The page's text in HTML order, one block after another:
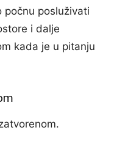
počnu posluživati
i dalje
kada je u pitanju